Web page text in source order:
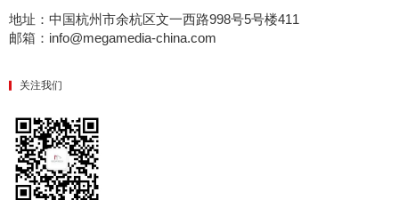
地址：中国杭州市余杭区文一西路998号5号楼411
邮箱：info@megamedia-china.com
关注我们